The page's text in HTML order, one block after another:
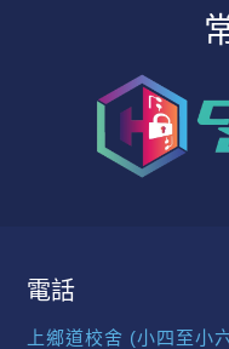
電話
上鄉道校舍 (小四至小